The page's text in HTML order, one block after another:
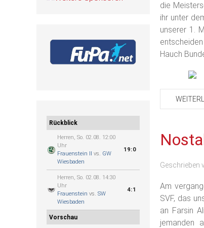
Rückblick
Herren, So. 02.08. 12:00
Uhr
Frauenstein II
vs. GW
Wiesbaden
19:0
Herren, So. 02.08. 14:30
Uhr
Frauenstein vs. SW
Wiesbaden
4:1
Vorschau
die
ihr unter
unserer 1.
Hauch
Geschrieben
Am
SVF, das
an Farsin
jemanden